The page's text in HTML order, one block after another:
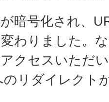
暗号化され、
わりました。
クセスいただ
のリダイレクト